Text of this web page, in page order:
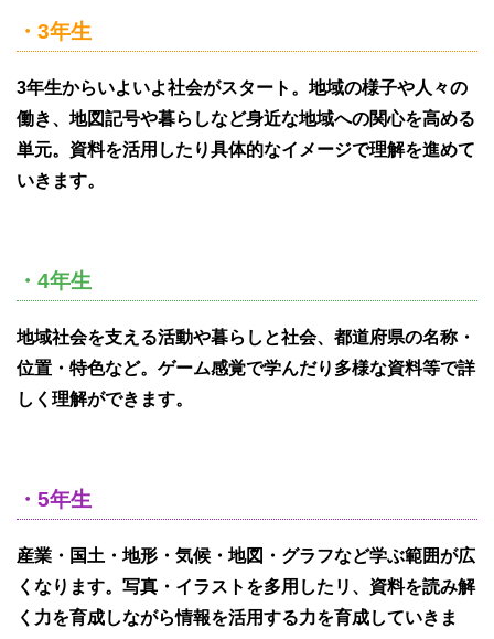
・3年生
3年生からいよいよ社会がスタート。地域の様子や人々の
働き、地図記号や暮らしなど身近な地域への関心を高める
単元。資料を活用したり具体的なイメージで理解を進めて
いきます。
・4年生
地域社会を支える活動や暮らしと社会、都道府県の名称・
位置・特色など。ゲーム感覚で学んだり多様な資料等で詳
しく理解ができます。
・5年生
産業・国土・地形・気候・地図・グラフなど学ぶ範囲が広
くなります。写真・イラストを多用したリ、資料を読み解
く力を育成しながら情報を活用する力を育成していきま